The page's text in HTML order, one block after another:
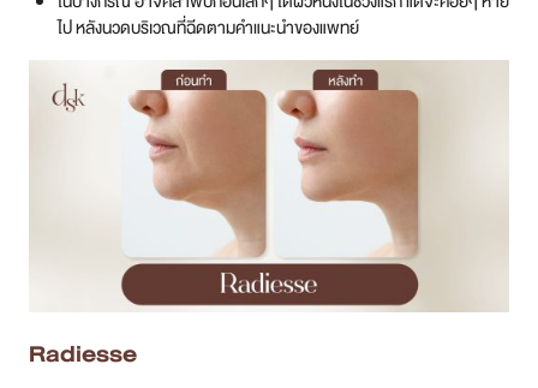
ไป หลังนวดบริเวณที่ฉีดตามคำแนะนำของแพทย์
Radiesse